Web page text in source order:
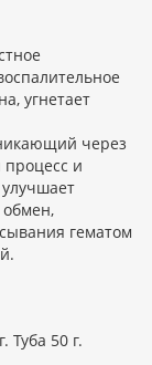
угнетает
через
и
гематом
Туба 50 г.